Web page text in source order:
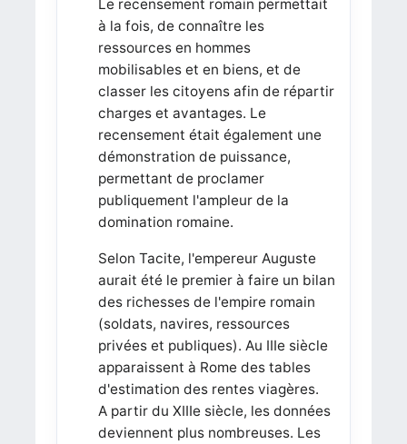
Le recensement romain permettait
à la fois, de connaître les
ressources en hommes
mobilisables et en biens, et de
classer les citoyens afin de répartir
charges et avantages. Le
recensement était également une
démonstration de puissance,
permettant de proclamer
publiquement l'ampleur de la
domination romaine.
Selon Tacite, l'empereur Auguste
aurait été le premier à faire un bilan
des richesses de l'empire romain
(soldats, navires, ressources
privées et publiques). Au IIIe siècle
apparaissent à Rome des tables
d'estimation des rentes viagères.
A partir du XIIIe siècle, les données
deviennent plus nombreuses. Les